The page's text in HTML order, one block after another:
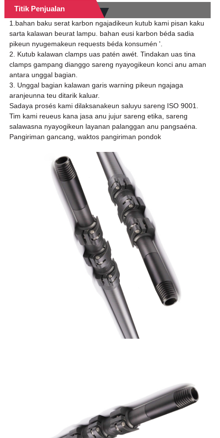
Titik Penjualan
1.bahan baku serat karbon ngajadikeun kutub kami pisan kaku
sarta kalawan beurat lampu. bahan eusi karbon béda sadia
pikeun nyugemakeun requests béda konsumén '.
2. Kutub kalawan clamps uas patén awét. Tindakan uas tina
clamps gampang dianggo sareng nyayogikeun konci anu aman
antara unggal bagian.
3. Unggal bagian kalawan garis warning pikeun ngajaga
aranjeunna teu ditarik kaluar.
Sadaya prosés kami dilaksanakeun saluyu sareng ISO 9001.
Tim kami reueus kana jasa anu jujur ​​sareng etika, sareng
salawasna nyayogikeun layanan palanggan anu pangsaéna.
Pangiriman gancang, waktos pangiriman pondok